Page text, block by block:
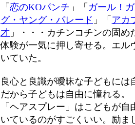
「 恋のKOパンチ 」「 ガール！
グ・ヤング・パレード 」「 アカ
才 」・・・カチンコチンの固
体験が一気に押し寄せる。エル
いていた。
良心と良識が曖昧な子どもに
だから子どもは自由に憧れる。
「ヘアスプレー」はこどもが
いているのがすごくいい。励ま